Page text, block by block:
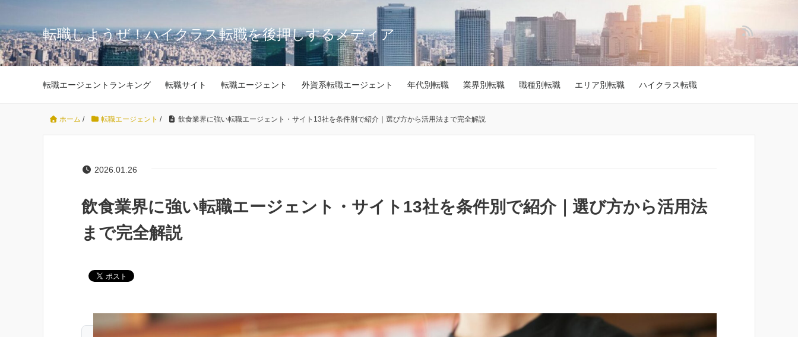
転職しようぜ！ハイクラス転職を後押しするメディア
転職エージェントランキング 転職サイト 転職エージェント 外資系転職エージェント 年代別転職 業界別転職 職種別転職 エリア別転職 ハイクラス転職
ホーム / 転職エージェント / 飲食業界に強い転職エージェント・サイト13社を条件別で紹介｜選び方から活用法まで完全解説
2026.01.26
飲食業界に強い転職エージェント・サイト13社を条件別で紹介｜選び方から活用法
まで完全解説